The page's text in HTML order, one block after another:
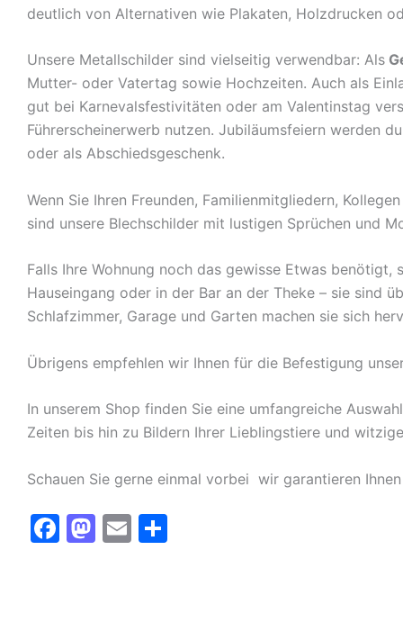
deutlich von Alternativen wie Plakaten, Holzdrucken
Unsere Metallschilder sind vielseitig verwendbar: Als
Mutter- oder Vatertag sowie Hochzeiten. Auch als
gut bei Karnevalsfestivitäten oder am Valentinstag
Führerscheinerwerb nutzen. Jubiläumsfeiern werden
oder als Abschiedsgeschenk.
Wenn Sie Ihren Freunden, Familienmitgliedern,
sind unsere Blechschilder mit lustigen Sprüchen und
Falls Ihre Wohnung noch das gewisse Etwas benötigt,
Hauseingang oder in der Bar an der Theke – sie sind
Schlafzimmer, Garage und Garten machen sie sich
Übrigens empfehlen wir Ihnen für die Befestigung
In unserem Shop finden Sie eine umfangreiche
Zeiten bis hin zu Bildern Ihrer Lieblingstiere und
Schauen Sie gerne einmal vorbei  wir garantieren
F
M E